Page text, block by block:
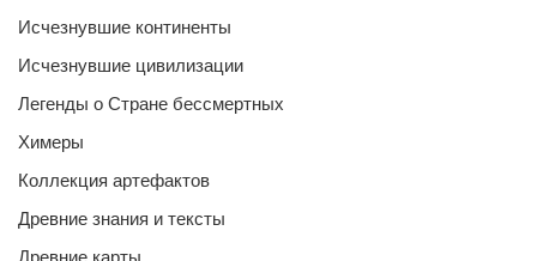
Исчезнувшие континенты
Исчезнувшие цивилизации
Легенды о Стране бессмертных
Химеры
Коллекция артефактов
Древние знания и тексты
Древние карты